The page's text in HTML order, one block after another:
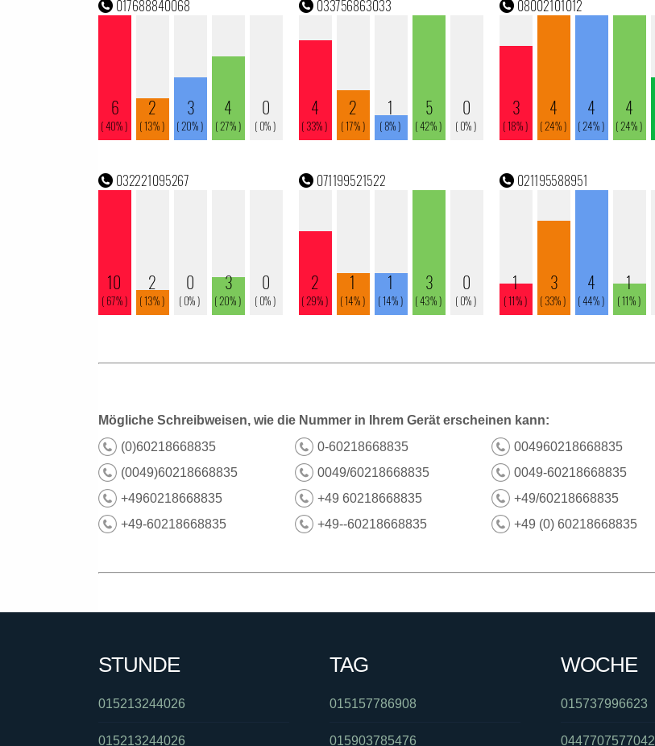
Mögliche Schreibweisen, wie die Nummer in Ihrem Gerät erscheinen kann:
(0)60218668835
0-60218668835
004960218668835
(0049)60218668835
0049/60218668835
0049-60218668835
+4960218668835
+49 60218668835
+49/60218668835
+49-60218668835
+49--60218668835 +49 (0) 60218668835
STUNDE
015213244026
015213244026
TAG
015157786908
015903785476
WOCHE
015737996623
0447707577042